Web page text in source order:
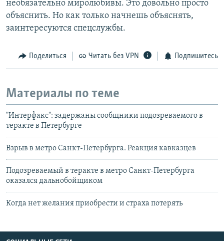
необязательно миролюбивы. Это довольно просто
объяснить. Но как только начнешь объяснять,
заинтересуются спецслужбы.
Поделиться Читать без VPN Подпишитесь
Материалы по теме
"Интерфакс": задержаны сообщники подозреваемого в
теракте в Петербурге
Взрыв в метро Санкт-Петербурга. Реакция кавказцев
Подозреваемый в теракте в метро Санкт-Петербурга
оказался дальнобойщиком
Когда нет желания приобрести и страха потерять